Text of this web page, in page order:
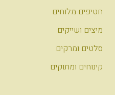
חטיפים מלוחים
מיצים ושייקים
סלטים ומרקים
קינוחים ומתוקים